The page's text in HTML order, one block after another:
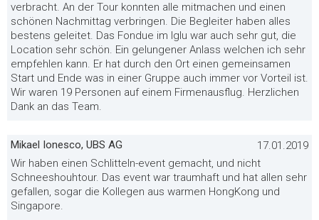
verbracht. An der Tour konnten alle mitmachen und einen
schönen Nachmittag verbringen. Die Begleiter haben alles
bestens geleitet. Das Fondue im Iglu war auch sehr gut, die
Location sehr schön. Ein gelungener Anlass welchen ich sehr
empfehlen kann. Er hat durch den Ort einen gemeinsamen
Start und Ende was in einer Gruppe auch immer vor Vorteil ist.
Wir waren 19 Personen auf einem Firmenausflug. Herzlichen
Dank an das Team.
Mikael Ionesco, UBS AG
17.01.2019
Wir haben einen Schlitteln-event gemacht, und nicht
Schneeshouhtour. Das event war traumhaft und hat allen sehr
gefallen, sogar die Kollegen aus warmen HongKong und
Singapore.